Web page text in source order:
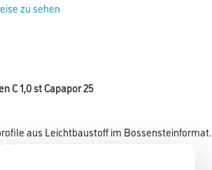
zu sehen
C 1,0 st Capapor 25
aus Leichtbaustoff im Bossensteinformat.